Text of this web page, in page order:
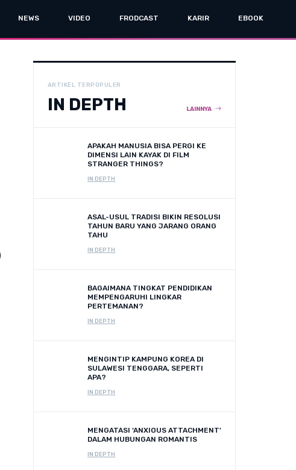
NEWS VIDEO FRODCAST KARIR EBOOK
ARTIKEL TERPOPULER
IN DEPTH LAINNYA
APAKAH MANUSIA BISA PERGI KE
DIMENSI LAIN KAYAK DI FILM
STRANGER THINGS?
IN DEPTH
ASAL-USUL TRADISI BIKIN RESOLUSI
TAHUN BARU YANG JARANG ORANG
TAHU
IN DEPTH
BAGAIMANA TINGKAT PENDIDIKAN
MEMPENGARUHI LINGKAR
PERTEMANAN?
IN DEPTH
MENGINTIP KAMPUNG KOREA DI
SULAWESI TENGGARA, SEPERTI
APA?
IN DEPTH
MENGATASI ‘ANXIOUS ATTACHMENT'
DALAM HUBUNGAN ROMANTIS
IN DEPTH